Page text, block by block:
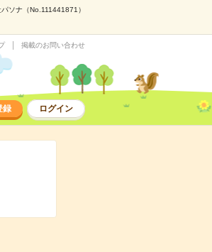
ソナ（No.111441871）
掲載のお問い合わせ
録 ログイン